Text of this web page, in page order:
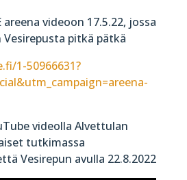
areena videoon 17.5.22, jossa
Vesirepusta pitkä pätkä
1-50966631?
videolla Alvettulan
tutkimassa
Vesirepun avulla 22.8.2022